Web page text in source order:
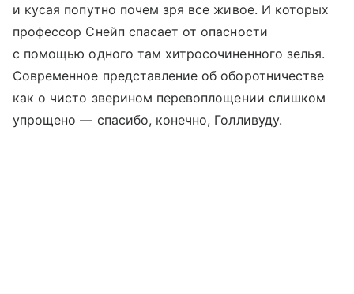
и кусая попутно почем зря все живое. И которых
профессор Снейп спасает от опасности
с помощью одного там хитросочиненного зелья.
Современное представление об оборотничестве
как о чисто зверином перевоплощении слишком
упрощено — спасибо, конечно, Голливуду.